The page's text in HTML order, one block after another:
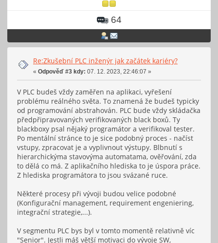
64
Re:Zkušební PLC inženýr jak začátek kariéry?
« Odpověď #3 kdy: 07. 12. 2023, 22:46:07 »
V PLC budeš vždy zaměřen na aplikaci, vyřešení
problému reálného světa. To znamená že budeš typicky
od programování abstrahován. PLC bude vždy skládačka
předpřipravovaných verifikovaných black boxů. Ty
blackboxy psal nějaký programátor a verifikoval tester.
Po mentální stránce to je sice podobný proces - načíst
vstupy, zpracovat je a vyplivnout výstupy. Blbnutí s
hierarchickýma stavovýma automatama, ověřování, zda
to dělá co má. Z aplikačního hlediska to je úspora práce.
Z hlediska programátora to jsou svázané ruce.
Některé procesy při vývoji budou velice podobné
(Konfigurační management, requirement engeniering,
integrační strategie,...).
V segmentu PLC bys byl v tomto momentě relativně víc
"Senior". Jestli máš větší motivaci do vývoje SW,